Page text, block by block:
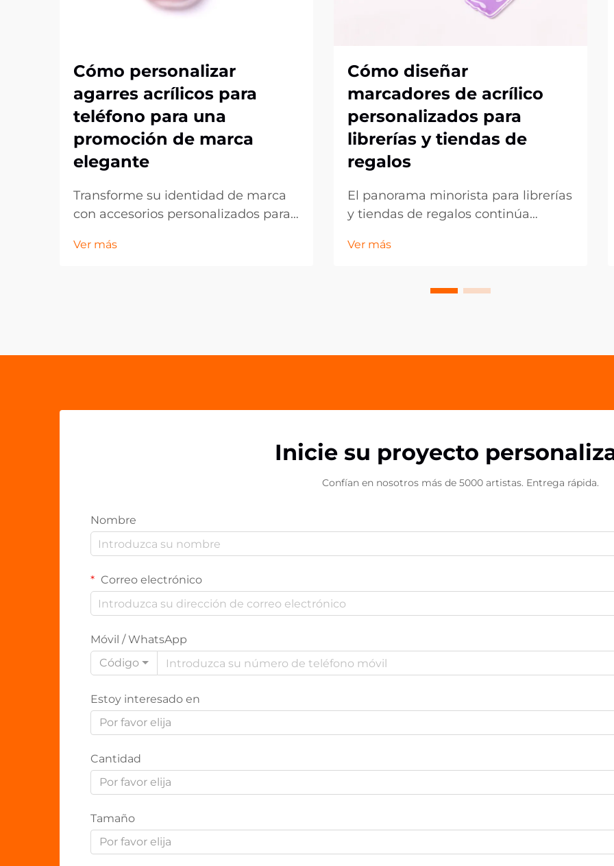
Cómo personalizar
agarres acrílicos para
teléfono para una
promoción de marca
elegante
Transforme su identidad de marca
con accesorios personalizados para
dominado por lo digital, los
Ver más
Cómo diseñar
marcadores de acrílico
personalizados para
librerías y tiendas de
regalos
El panorama minorista para librerías
y tiendas de regalos continúa
buscan cada vez más artículos
sus gustos y preferencias
Ver más
Inicie su proyecto
Confían en nosotros más de 5000 artistas. Entrega rápida.
Nombre
Correo electrónico
Móvil / WhatsApp
Código
Estoy interesado en
Por favor elija
Cantidad
Por favor elija
Tamaño
Por favor elija